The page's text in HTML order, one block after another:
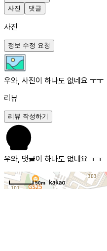
사진
댓글
사진
정보 수정 요청
우와, 사진이 하나도 없네요 ㅜㅜ
리뷰
리뷰 작성하기
우와, 댓글이 하나도 없네요 ㅜㅜ
50m